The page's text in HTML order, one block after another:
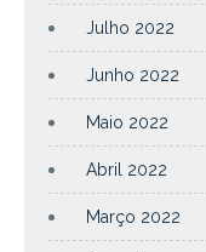
Julho 2022
Junho 2022
Maio 2022
Abril 2022
Março 2022